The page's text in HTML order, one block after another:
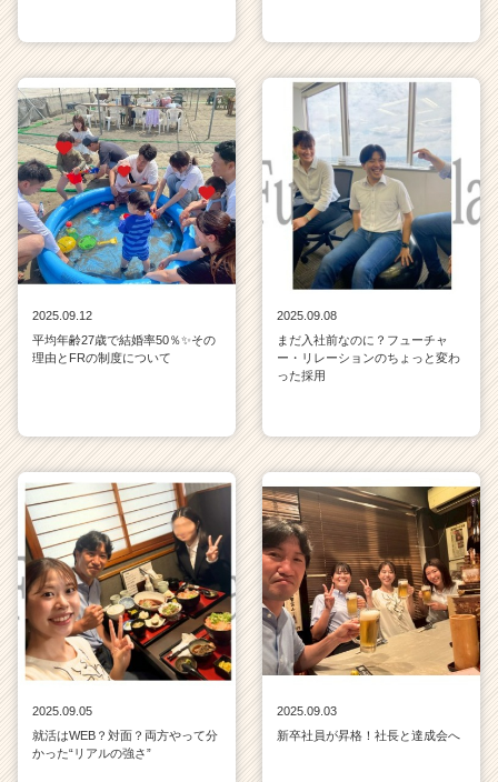
2025.09.12
平均年齢27歳で結婚率50％✨その
理由とFRの制度について
2025.09.08
まだ入社前なのに？フューチャ
ー・リレーションのちょっと変わ
った採用
2025.09.05
就活はWEB？対面？両方やって分
かった“リアルの強さ”
2025.09.03
新卒社員が昇格！社長と達成会へ